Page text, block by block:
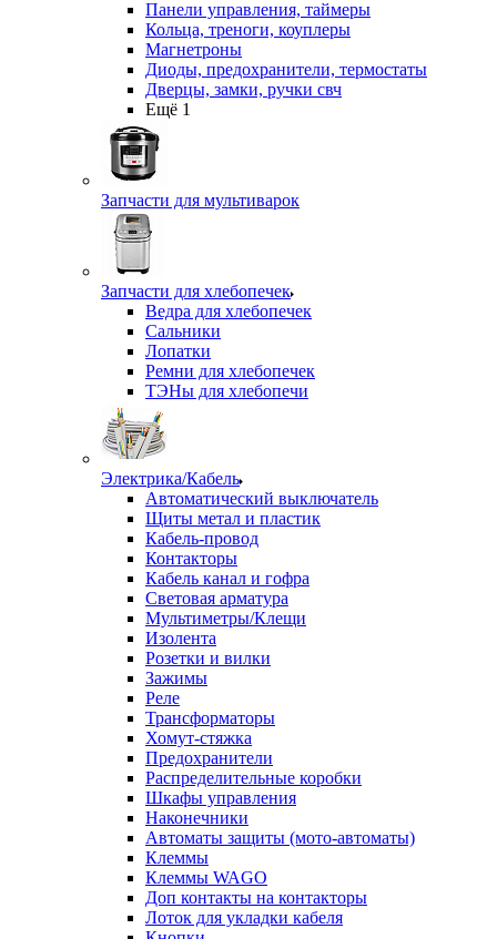
Панели управления, таймеры
Кольца, треноги, коуплеры
Магнетроны
Диоды, предохранители, термостаты
Дверцы, замки, ручки свч
Ещё 1
Запчасти для мультиварок
Запчасти для хлебопечек
Ведра для хлебопечек
Сальники
Лопатки
Ремни для хлебопечек
ТЭНы для хлебопечи
Электрика/Кабель
Автоматический выключатель
Щиты метал и пластик
Кабель-провод
Контакторы
Кабель канал и гофра
Световая арматура
Мультиметры/Клещи
Изолента
Розетки и вилки
Зажимы
Реле
Трансформаторы
Хомут-стяжка
Предохранители
Распределительные коробки
Шкафы управления
Наконечники
Автоматы защиты (мото-автоматы)
Клеммы
Клеммы WAGO
Доп контакты на контакторы
Лоток для укладки кабеля